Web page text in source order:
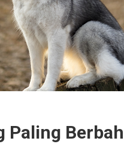
Paling